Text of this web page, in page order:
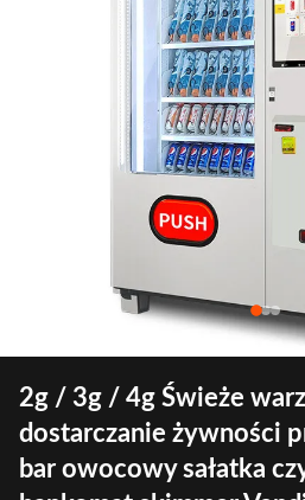
2g / 3g / 4g Świeże
dostarczanie żywności
bar owocowy sałatka